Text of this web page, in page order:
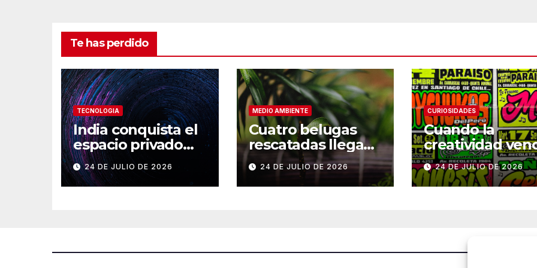
Te has perdido
TECNOLOGIA
India conquista el
espacio privado
con su cohete
Vikram-1
24 DE JULIO DE 2026
MEDIO AMBIENTE
Cuatro belugas
rescatadas llegan
a su nuevo hogar
en Chicago
24 DE JULIO DE 2026
CURIOSIDADES
Cuando la
creatividad
a los títulos: la
historia de
24 DE JULIO DE 2026